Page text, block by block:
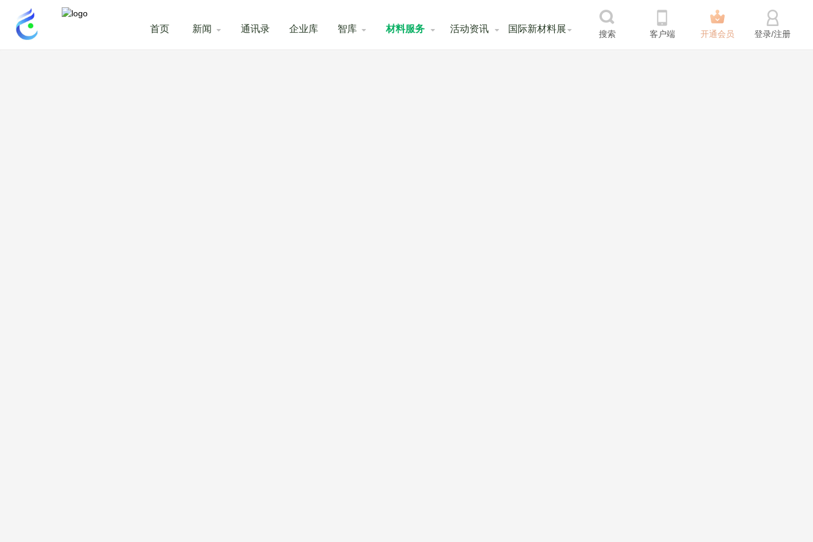
首页 新闻 通讯录 企业库 智库 材料服务 活动资讯 国际新材料展 搜索 客户端 开通会员 登录/注册